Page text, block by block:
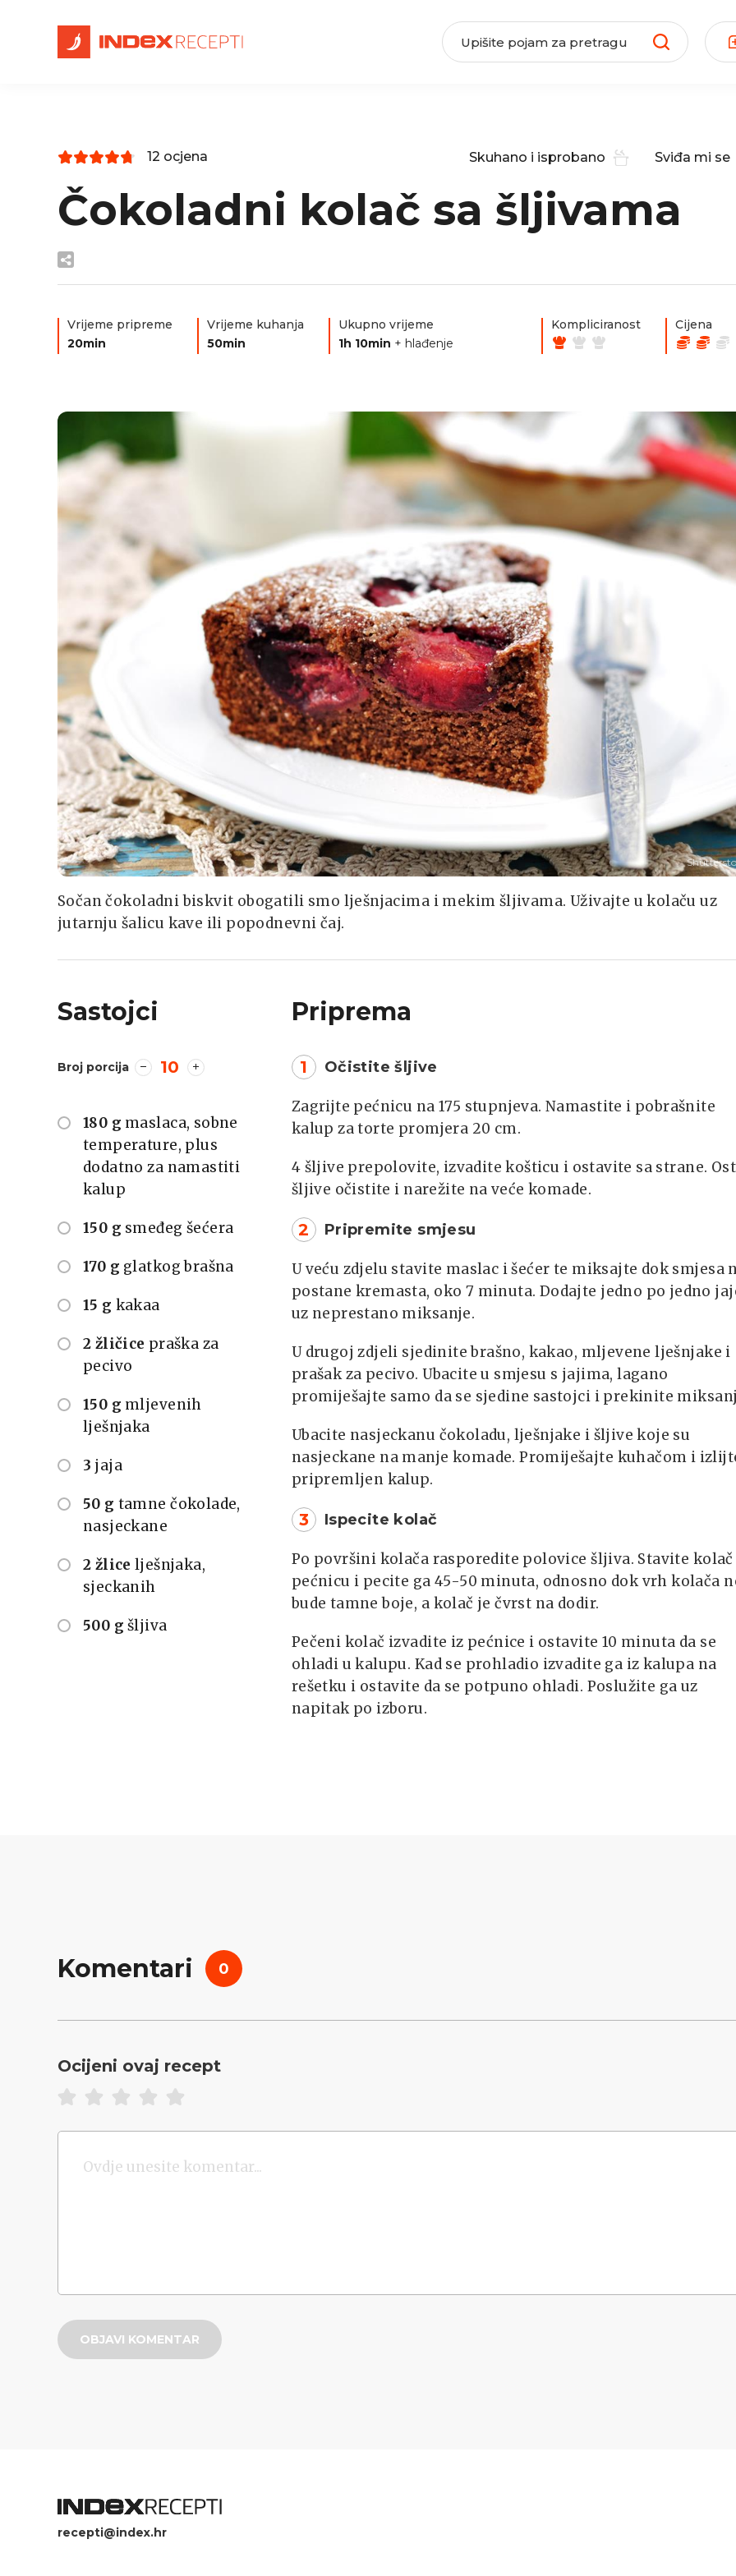
12 ocjena Skuhano i isprobano Sviđa mi se
Čokoladni kolač sa šljivama
Vrijeme pripreme
20min
Vrijeme kuhanja
50min
Ukupno vrijeme
1h 10min + hlađenje
Kompliciranost Cijena
Sočan čokoladni biskvit obogatili smo lješnjacima i mekim šljivama. Uživajte u kolaču uz
jutarnju šalicu kave ili popodnevni čaj.
Sastojci
Broj porcija 10
180 g maslaca, sobne
temperature, plus
dodatno za namastiti
kalup
150 g smeđeg šećera
170 g glatkog brašna
15 g kakaa
2 žličice praška za
pecivo
150 g mljevenih
lješnjaka
3 jaja
50 g tamne čokolade,
nasjeckane
2 žlice lješnjaka,
sjeckanih
500 g šljiva
Priprema
1 Očistite šljive
Zagrijte pećnicu na 175 stupnjeva. Namastite i pobrašnite
kalup za torte promjera 20 cm.
4 šljive prepolovite, izvadite košticu i ostavite sa strane.
šljive očistite i narežite na veće komade.
2 Pripremite smjesu
U veću zdjelu stavite maslac i šećer te miksajte dok smjesa
postane kremasta, oko 7 minuta. Dodajte jedno po jedno
uz neprestano miksanje.
U drugoj zdjeli sjedinite brašno, kakao, mljevene lješnjake i
prašak za pecivo. Ubacite u smjesu s jajima, lagano
promiješajte samo da se sjedine sastojci i prekinite
Ubacite nasjeckanu čokoladu, lješnjake i šljive koje su
nasjeckane na manje komade. Promiješajte kuhačom i
pripremljen kalup.
3 Ispecite kolač
Po površini kolača rasporedite polovice šljiva. Stavite kolač
pećnicu i pecite ga 45-50 minuta, odnosno dok vrh kolača
bude tamne boje, a kolač je čvrst na dodir.
Pečeni kolač izvadite iz pećnice i ostavite 10 minuta da se
ohladi u kalupu. Kad se prohladio izvadite ga iz kalupa na
rešetku i ostavite da se potpuno ohladi. Poslužite ga uz
napitak po izboru.
Komentari 0
Ocijeni ovaj recept
OBJAVI KOMENTAR
recepti@index.hr